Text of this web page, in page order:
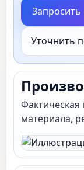
Запросить
Уточнить
Фактическая
материала,